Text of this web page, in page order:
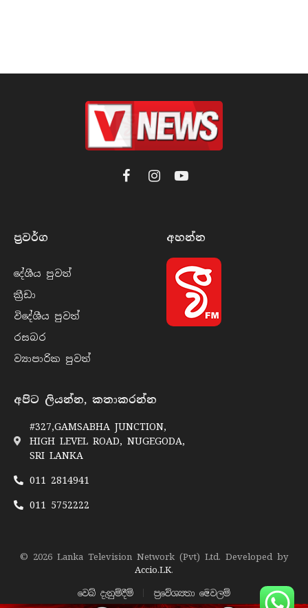
FacebookInstagramYouTube
ප්‍රවර්​ග
දේශීය පුව​ත්
ක්‍රී​ඩා
විදේශීය පුව​ත්
රසබ​ර
ව්‍යාපාරික පුව​ත්
අහන්​න
අපිට ලියන්න, කතාකරන්න
#327,GAMSABHA JUNCTION,
HIGH LEVEL ROAD, NUGEGODA,
SRI LANKA
011 2814941
011 5752222
© 2026 Lanka Television Network (Pvt) Ltd. Developed by
Accio.LK.
වෙබ් දැනුම්දීම්
ප්‍රවේශ්‍යතා මෙවලම්